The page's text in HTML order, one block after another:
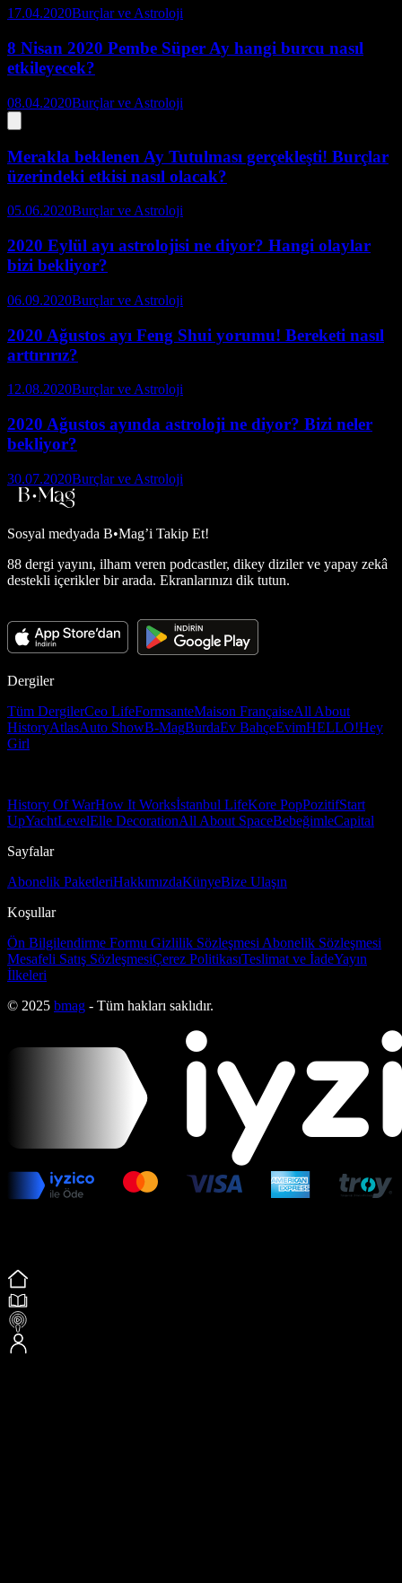
17.04.2020Burçlar ve Astroloji
8 Nisan 2020 Pembe Süper Ay hangi burcu nasıl
etkileyecek?
08.04.2020Burçlar ve Astroloji
Merakla beklenen Ay Tutulması gerçekleşti! Burçlar
üzerindeki etkisi nasıl olacak?
05.06.2020Burçlar ve Astroloji
2020 Eylül ayı astrolojisi ne diyor? Hangi olaylar
bizi bekliyor?
06.09.2020Burçlar ve Astroloji
2020 Ağustos ayı Feng Shui yorumu! Bereketi nasıl
arttırırız?
12.08.2020Burçlar ve Astroloji
2020 Ağustos ayında astroloji ne diyor? Bizi neler
bekliyor?
30.07.2020Burçlar ve Astroloji
Sosyal medyada B•Mag’i Takip Et!
88 dergi yayını, ilham veren podcastler, dikey diziler ve yapay zekâ
destekli içerikler bir arada. Ekranlarınızı dik tutun.
Dergiler
Tüm DergilerCeo LifeFormsanteMaison FrançaiseAll About
HistoryAtlasAuto ShowB-MagBurdaEv BahçeEvimHELLO!Hey
Girl
History Of WarHow It Worksİstanbul LifeKore PopPozitifStart
UpYachtLevelElle DecorationAll About SpaceBebeğimleCapital
Sayfalar
Abonelik PaketleriHakkımızdaKünyeBize Ulaşın
Koşullar
Ön Bilgilendirme Formu Gizlilik Sözleşmesi Abonelik Sözleşmesi
Mesafeli Satış SözleşmesiÇerez PolitikasıTeslimat ve İadeYayın
İlkeleri
© 2025 bmag - Tüm hakları saklıdır.